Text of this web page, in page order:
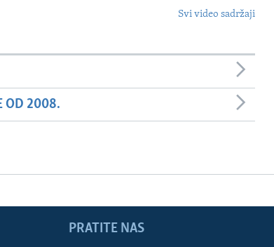
Svi video sadržaji
OD 2008.
PRATITE NAS